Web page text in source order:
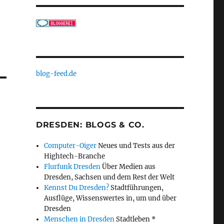
blog-feed.de
DRESDEN: BLOGS & CO.
Computer-OigerNeues und Tests aus der
Hightech-Branche
Flurfunk DresdenÜber Medien aus
Dresden, Sachsen und dem Rest der Welt
Kennst Du Dresden?Stadtführungen,
Ausflüge, Wissenswertes in, um und über
Dresden
Menschen in DresdenStadtleben *